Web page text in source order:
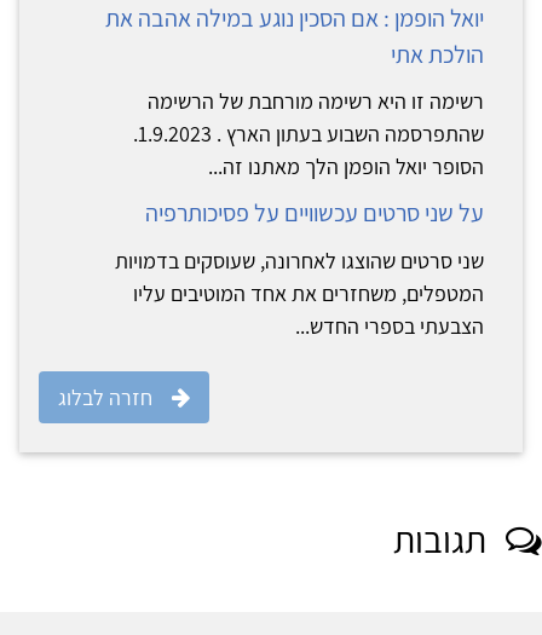
יואל הופמן : אם הסכין נוגע במילה אהבה את
הולכת אתי
רשימה זו היא רשימה מורחבת של הרשימה
שהתפרסמה השבוע בעתון הארץ . 1.9.2023.
הסופר יואל הופמן הלך מאתנו זה...
על שני סרטים עכשוויים על פסיכותרפיה
שני סרטים שהוצגו לאחרונה, שעוסקים בדמויות
המטפלים, משחזרים את אחד המוטיבים עליו
הצבעתי בספרי החדש...
חזרה לבלוג
תגובות